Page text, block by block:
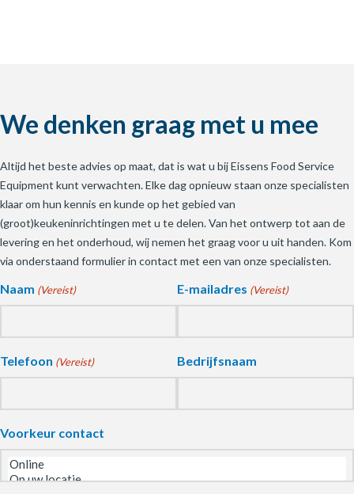
We denken graag met u mee
Altijd het beste advies op maat, dat is wat u bij Eissens Food Service
Equipment kunt verwachten. Elke dag opnieuw staan onze specialisten
klaar om hun kennis en kunde op het gebied van
(groot)keukeninrichtingen met u te delen. Van het ontwerp tot aan de
levering en het onderhoud, wij nemen het graag voor u uit handen. Kom
via onderstaand formulier in contact met een van onze specialisten.
Naam (Vereist) E-mailadres (Vereist)
Telefoon (Vereist) Bedrijfsnaam
Voorkeur contact